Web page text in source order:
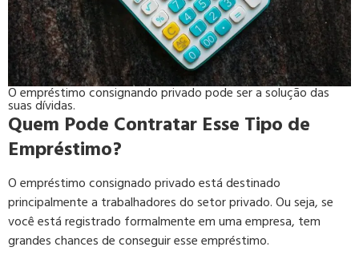
O empréstimo consignando privado pode ser a solução das
suas dívidas.
Quem Pode Contratar Esse Tipo de
Empréstimo?
O empréstimo consignado privado está destinado
principalmente a trabalhadores do setor privado. Ou seja, se
você está registrado formalmente em uma empresa, tem
grandes chances de conseguir esse empréstimo.